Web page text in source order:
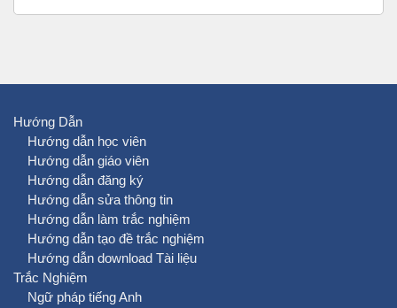
Hướng Dẫn
Hướng dẫn học viên
Hướng dẫn giáo viên
Hướng dẫn đăng ký
Hướng dẫn sửa thông tin
Hướng dẫn làm trắc nghiệm
Hướng dẫn tạo đề trắc nghiệm
Hướng dẫn download Tài liệu
Trắc Nghiệm
Ngữ pháp tiếng Anh